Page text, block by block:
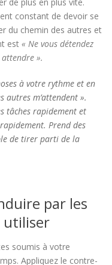
constant de devoir se
du chemin des autres et
est « Ne vous détendez
».
à votre rythme et en
autres m’attendent ».
tâches rapidement et
Prend des
de tirer parti de la
par les
utiliser
soumis à votre
Appliquez le contre-